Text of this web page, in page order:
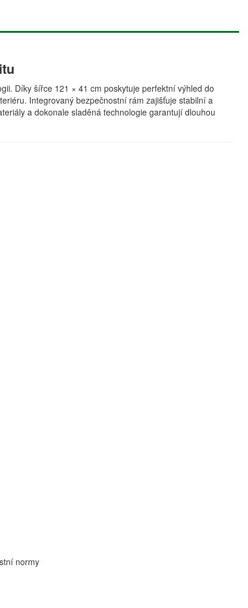
Díky šířce 121 × 41 cm poskytuje perfektní výhled do
Integrovaný bezpečnostní rám zajišťuje stabilní a
a dokonale sladěná technologie garantují dlouhou
normy